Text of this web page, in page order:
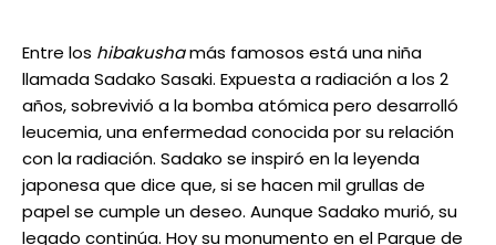
Entre los hibakushamás famosos está una niña
llamada Sadako Sasaki. Expuesta a radiación a los 2
años, sobrevivió a la bomba atómica pero desarrolló
leucemia, una enfermedad conocida por su relación
con la radiación. Sadako se inspiró en la leyenda
japonesa que dice que, si se hacen mil grullas de
papel se cumple un deseo. Aunque Sadako murió, su
legado continúa. Hoy su monumento en el Parque de